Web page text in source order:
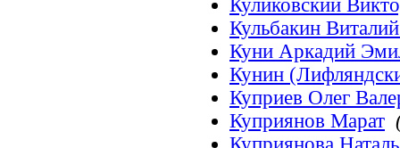
Куликовский
Кульбакин
Куни Аркадий
Кунин
Куприев Олег
Куприянов Марат